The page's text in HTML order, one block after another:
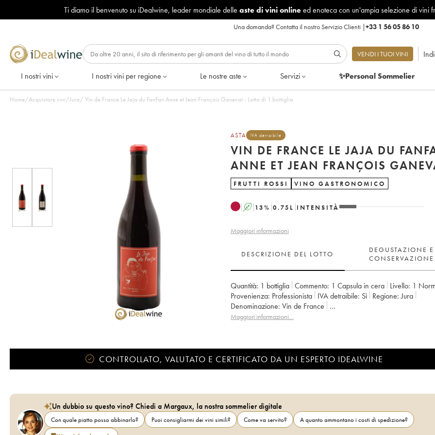
Ti diamo il benvenuto su iDealwine, leader mondiale delle aste di vini onlineed enoteca con un'ampia selezione di vini
Una domanda?Contatta il nostro Servizio Clienti |+33 1 56 05 86 10
VENDI I TUOI VINI
I nostri vini I nostri vini per regione Le nostre aste Servizi ✨Personal Sommelier
Home/Acquistare vini/Jura/ Vin de France Le Jaja du FanFan Anne et Jean François Ganevat - Lotto di 1 bottiglia
ASTA IVA detraibile
VIN DE FRANCE LE JAJA DU
ANNE ET JEAN FRANÇOIS
FRUTTI ROSSI VINO GASTRONOMICO
A 13% 0.75 L INTENSITÀ
Maggiori informazioni
DESCRIZIONE DEL LOTTO
DEGUSTAZIONE E
CONSERVAZIONE
Quantità: 1 bottiglia Commento: 1 Capsula in cera Livello: 1
Provenienza:
professionista IVA detraibile: sì Regione: Jura
Denominazione:
Vin de France
Proprietario:
Anne et Jean François Ganevat
Maggiori informazioni…
CONTROLLATO, VALUTATO E CERTIFICATO DA UN ESPERTO IDEALWINE
Un dubbio su questo vino? Chiedi a Margaux, la nostra sommelier digitale
Con quale piatto posso abbinarlo? Puoi consigliarmi dei vini simili? Come va servito?
A quanto ammontano i costi di spedizione?